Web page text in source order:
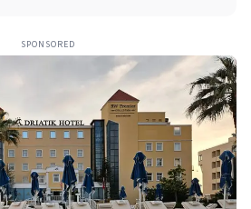
SPONSORED